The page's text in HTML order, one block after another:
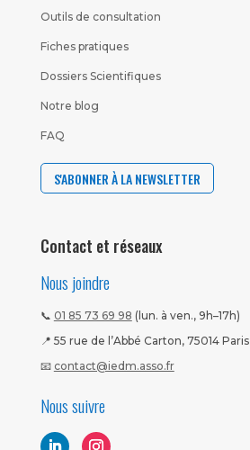
Outils de consultation
Fiches pratiques
Dossiers Scientifiques
Notre blog
FAQ
S'ABONNER À LA NEWSLETTER
Contact et réseaux
Nous joindre
📞 01 85 73 69 98 (lun. à ven., 9h–17h)
📍 55 rue de l’Abbé Carton, 75014 Paris
📧 contact@iedm.asso.fr
Nous suivre